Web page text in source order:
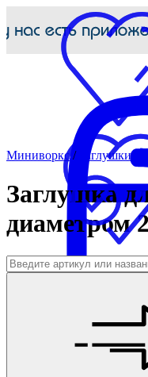
Миниворкс / Заглушки
Заглушка
диаметром